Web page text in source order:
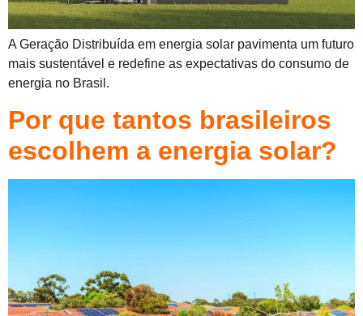
A Geração Distribuída em energia solar pavimenta um futuro
mais sustentável e redefine as expectativas do consumo de
energia no Brasil.
Por que tantos brasileiros
escolhem a energia solar?